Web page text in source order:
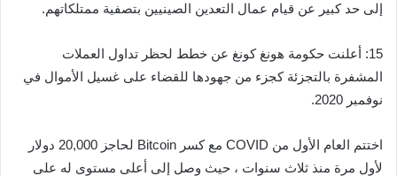
إلى حد كبير عن قيام عمال التعدين الصينيين بتصفية ممتلكاتهم.
15: أعلنت حكومة هونغ كونغ عن خطط لحظر تداول العملات
المشفرة بالتجزئة كجزء من جهودها للقضاء على غسيل الأموال في
نوفمبر 2020.
اختتم العام الأول من COVID مع كسر Bitcoin لحاجز 20,000 دولار
لأول مرة منذ ثلاث سنوات ، حيث وصل إلى أعلى مستوى له على